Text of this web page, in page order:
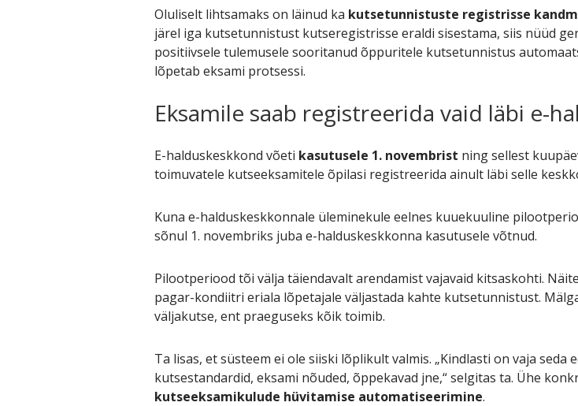
Oluliselt lihtsamaks on läinud ka kutsetunnistuste registrisse
järel iga kutsetunnistust kutseregistrisse eraldi sisestama, siis nüüd
positiivsele tulemusele sooritanud õppuritele kutsetunnistus
lõpetab eksami protsessi.
Eksamile saab registreerida vaid läbi e-
E-halduskeskkond võeti kasutusele 1. novembrist ning sellest
toimuvatele kutseeksamitele õpilasi registreerida ainult läbi selle
Kuna e-halduskeskkonnale üleminekule eelnes kuuekuuline
sõnul 1. novembriks juba e-halduskeskkonna kasutusele võtnud.
Pilootperiood tõi välja täiendavalt arendamist vajavaid kitsaskohti.
pagar-kondiitri eriala lõpetajale väljastada kahte kutsetunnistust.
väljakutse, ent praeguseks kõik toimib.
Ta lisas, et süsteem ei ole siiski lõplikult valmis. „Kindlasti on vaja
kutsestandardid, eksami nõuded, õppekavad jne,“ selgitas ta. Ühe
kutseeksamikulude hüvitamise automatiseerimine.